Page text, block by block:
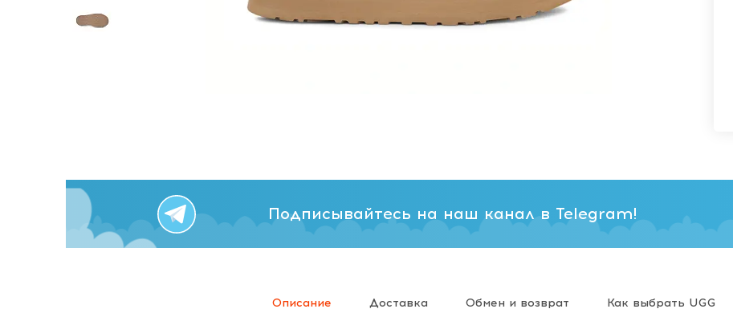
Подписывайтесь на наш канал в Telegram!
Описание Доставка Обмен и возврат Как выбрать UGG